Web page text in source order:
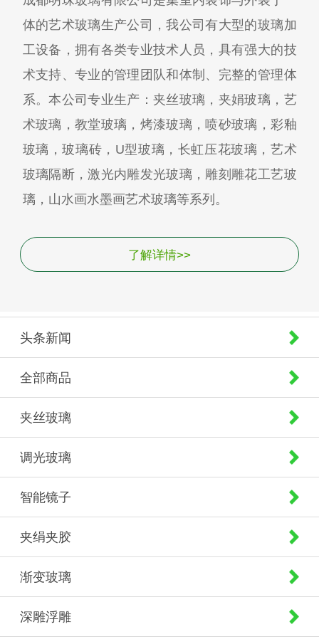
体的艺术玻璃生产公司，我公司有大型的玻璃加
工设备，拥有各类专业技术人员，具有强大的技
术支持、专业的管理团队和体制、完整的管理体
系。本公司专业生产：夹丝玻璃，夹娟玻璃，艺
术玻璃，教堂玻璃，烤漆玻璃，喷砂玻璃，彩釉
玻璃，玻璃砖，U型玻璃，长虹压花玻璃，艺术
玻璃隔断，激光内雕发光玻璃，雕刻雕花工艺玻
璃，山水画水墨画艺术玻璃等系列。
了解详情>>
头条新闻
全部商品
夹丝玻璃
调光玻璃
智能镜子
夹绢夹胶
渐变玻璃
深雕浮雕